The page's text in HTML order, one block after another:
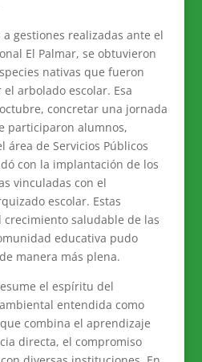
gestiones realizadas ante el
El Palmar, se obtuvieron
nativas que fueron
arbolado escolar. Esa
concretar una jornada
participaron alumnos,
área de Servicios Públicos
con la implantación de los
vinculadas con el
escolar. Estas
crecimiento saludable de las
educativa pudo
manera más plena.
el espíritu del
entendida como
combina el aprendizaje
directa, el compromiso